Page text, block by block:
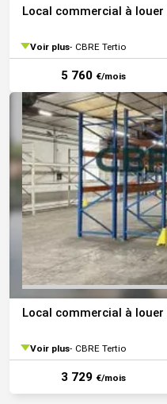
Local commercial à
Voir plus CBRE Tertio
5 760 €/mois
Local commercial à
Voir plus CBRE Tertio
3 729 €/mois